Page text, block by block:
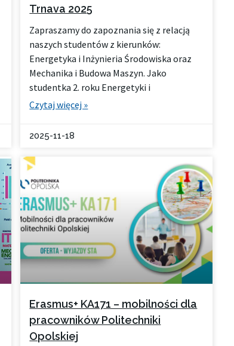
Trnava 2025
Zapraszamy do zapoznania się z relacją
naszych studentów z kierunków:
Energetyka i Inżynieria Środowiska oraz
Mechanika i Budowa Maszyn. Jako
studentka 2. roku Energetyki i
Czytaj więcej »
2025-11-18
Erasmus+ KA171 – mobilności dla
pracowników Politechniki
Opolskiej